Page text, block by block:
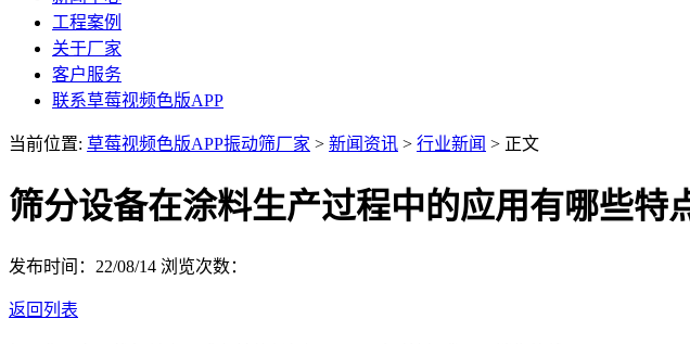
工程案例
关于厂家
客户服务
联系草莓视频色版APP
当前位置: 草莓视频色版APP振动筛厂家 > 新闻资讯 > 行业新闻 > 正文
筛分设备在涂料生产过程中的应用有哪些特
发布时间：22/08/14 浏览次数：
返回列表